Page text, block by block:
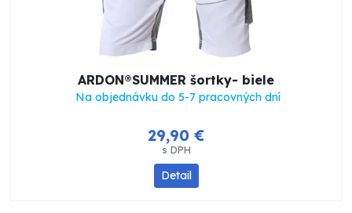
ARDON®SUMMER šortky- biele
Na objednávku do 5-7 pracovných dní
29,90 €
s DPH
Detail